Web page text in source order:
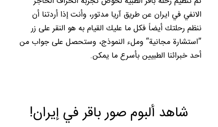
الانفي في ايران عن طريق آريا مدتور، وأنت إذا أردتنا أن
ننظم رحلتك أيضاً فكل ما عليك القيام به هو النقر على زر
”استشارة مجانية“ وملء النموذج، وستحصل على جواب من
أحد خبرائنا الطبيين بأسرع ما يمكن.
شاهد ألبوم صور باقر في إيران!